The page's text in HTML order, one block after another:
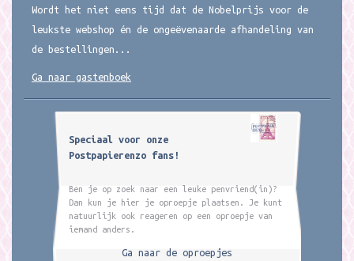
Wordt het niet eens tijd dat de Nobelprijs voor de
leukste webshop én de ongeëvenaarde afhandeling van
de bestellingen...
Ga naar gastenboek
Speciaal voor onze
Postpapierenzo fans!
Ben je op zoek naar een leuke penvriend(in)?
Dan kun je hier je oproepje plaatsen. Je kunt
natuurlijk ook reageren op een oproepje van
iemand anders.
Ga naar de oproepjes